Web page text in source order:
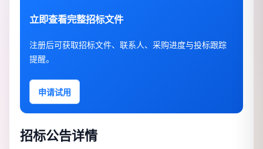
立即查看完整招标文件
注册后可获取招标文件、联系人、采购进度与投标跟踪
提醒。
申请试用
招标公告详情